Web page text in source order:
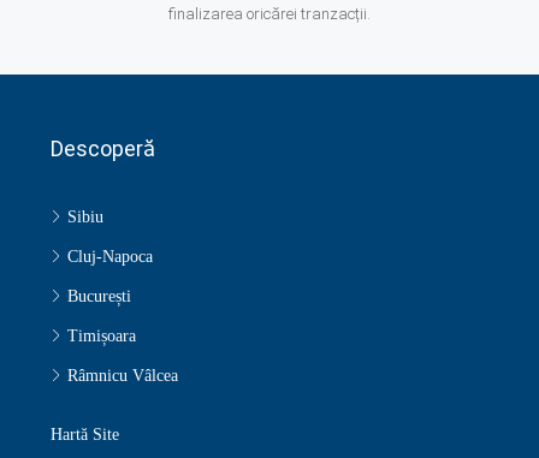
finalizarea oricărei tranzacții.
Descoperă
Sibiu
Cluj-Napoca
București
Timișoara
Râmnicu Vâlcea
Hartă Site